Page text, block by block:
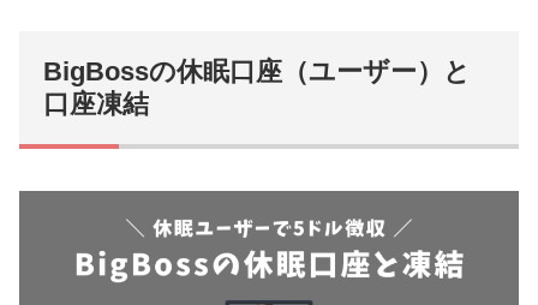
BigBossの休眠口座（ユーザー）と
口座凍結